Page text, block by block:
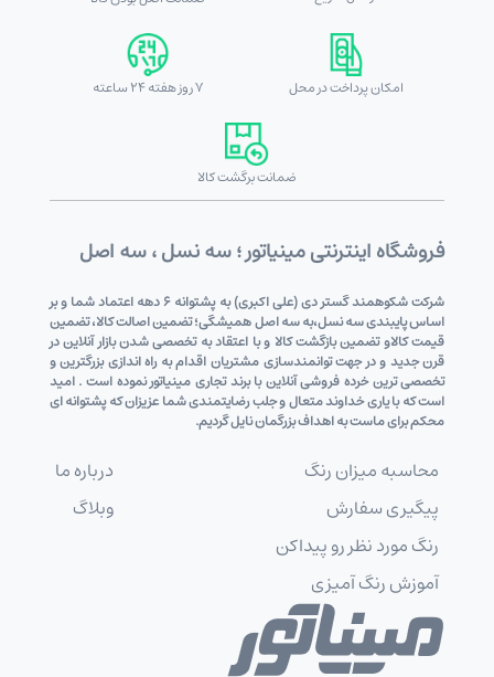
امکان پرداخت در محل 7 روز هفته 24 ساعته
ضمانت برگشت کالا
فروشگاه اینترنتی مینیاتور ؛ سه نسل ، سه اصل
شرکت شکوهمند گستر دی (علی اکبری) به پشتوانه 6 دهه اعتماد شما و بر
اساس پایبندی سه نسل،به سه اصل همیشگی؛ تضمین اصالت کالا، تضمین
قیمت کالاو تضمین بازگشت کالا و با اعتقاد به تخصصی شدن بازار آنلاین در
قرن جدید و در جهت توانمندسازی مشتریان اقدام به راه اندازی بزرگترین و
تخصصی ترین خرده فروشی آنلاین با برند تجاری مینیاتور نموده است . امید
است که با یاری خداوند متعال و جلب رضایتمندی شما عزیزان که پشتوانه ای
محکم برای ماست به اهداف بزرگمان نایل گردیم.
محاسبه میزان رنگ
پیگیری سفارش
رنگ مورد نظر رو پیداکن
آموزش رنگ آمیزی
درباره ما
وبلاگ